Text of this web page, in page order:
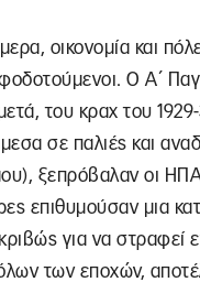
οικονομία και
Ο Α΄
του κραχ του 1929-
σε παλιές και
ξεπρόβαλαν οι
επιθυμούσαν μια
για να στραφεί
των εποχών,